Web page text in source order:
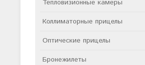
Тепловизионные камеры
Коллиматорные прицелы
Оптические прицелы
Бронежилеты